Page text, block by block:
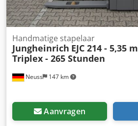
Neuss 147 km
Handmatige stapelaar
Jungheinrich EJC 214 - 5,35 m
Triplex - 265 Stunden
Aanvragen